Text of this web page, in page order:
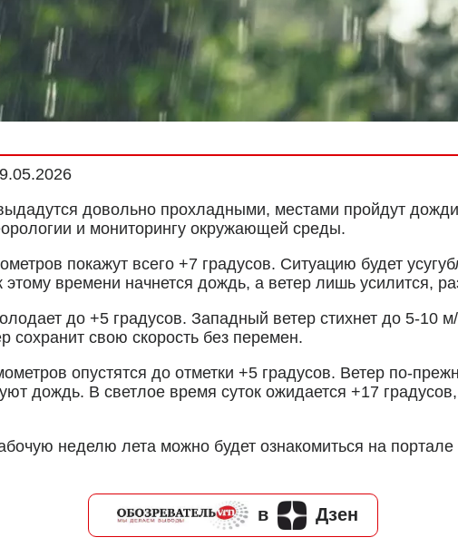
довольно прохладными, местами пройдут
и мониторингу окружающей среды.
покажут всего +7 градусов. Ситуацию будет
этому времени начнется дождь, а ветер лишь усилится,
до +5 градусов. Западный ветер стихнет до 5-10
сохранит свою скорость без перемен.
опустятся до отметки +5 градусов. Ветер по-
дождь. В светлое время суток ожидается +17
неделю лета можно будет ознакомиться на
в Дзен